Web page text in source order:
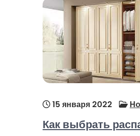
15 января 2022
Как выбрать